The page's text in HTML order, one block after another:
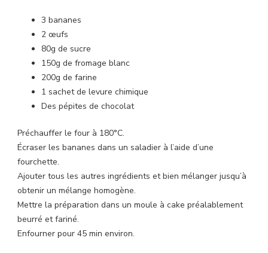
3 bananes
2 œufs
80g de sucre
150g de fromage blanc
200g de farine
1 sachet de levure chimique
Des pépites de chocolat
Préchauffer le four à 180°C.
Écraser les bananes dans un saladier à l’aide d’une
fourchette.
Ajouter tous les autres ingrédients et bien mélanger jusqu’à
obtenir un mélange homogène.
Mettre la préparation dans un moule à cake préalablement
beurré et fariné.
Enfourner pour 45 min environ.